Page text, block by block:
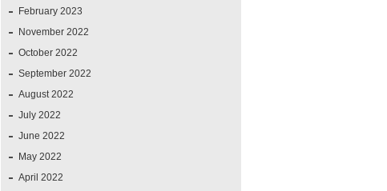
February 2023
November 2022
October 2022
September 2022
August 2022
July 2022
June 2022
May 2022
April 2022